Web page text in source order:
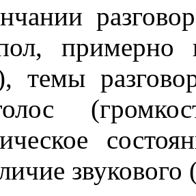
примерно
темы